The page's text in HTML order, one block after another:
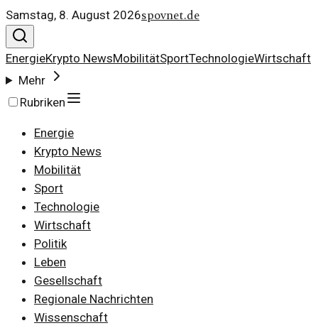
Samstag, 8. August 2026spovnet.de
EnergieKrypto NewsMobilitätSportTechnologieWirtschaft
Mehr
Rubriken
Energie
Krypto News
Mobilität
Sport
Technologie
Wirtschaft
Politik
Leben
Gesellschaft
Regionale Nachrichten
Wissenschaft